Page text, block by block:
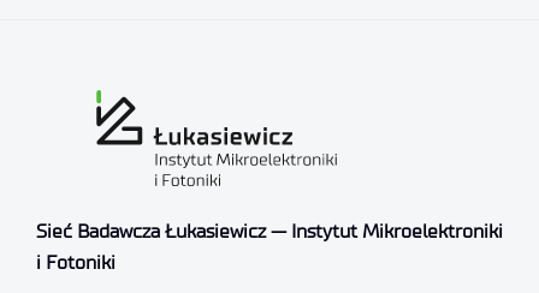
Sieć Badawcza Łukasiewicz — Instytut Mikroelektroniki
i Fotoniki